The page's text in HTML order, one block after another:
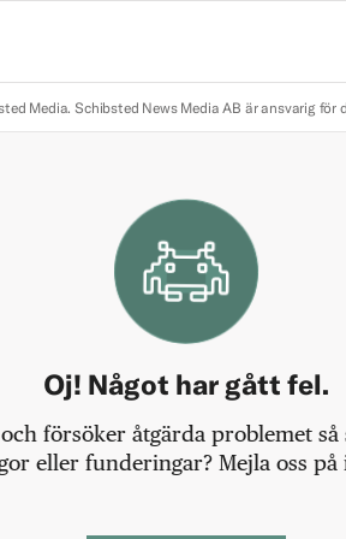
Media. Schibsted News Media AB är ansvarig för
Oj! Något har gått fel.
försöker åtgärda problemet
eller funderingar? Mejla oss på